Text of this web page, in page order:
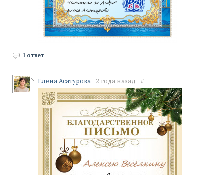
1 ответ
Елена Асатурова 2 года назад #